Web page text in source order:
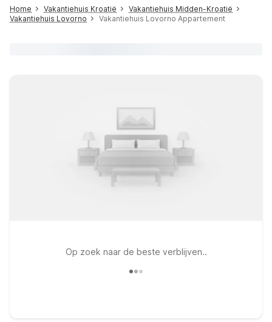
Home Vakantiehuis Kroatië
Vakantiehuis Midden-Kroatië
Vakantiehuis Lovorno
Vakantiehuis Lovorno Appartement
Op zoek naar de beste verblijven..